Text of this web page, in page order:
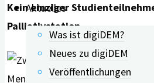
Aktuelles
Was ist digiDEM?
Neues zu digiDEM
Veröffentlichungen
Kein einziger
Palliativstation